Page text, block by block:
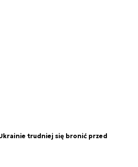
trudniej się bronić przed